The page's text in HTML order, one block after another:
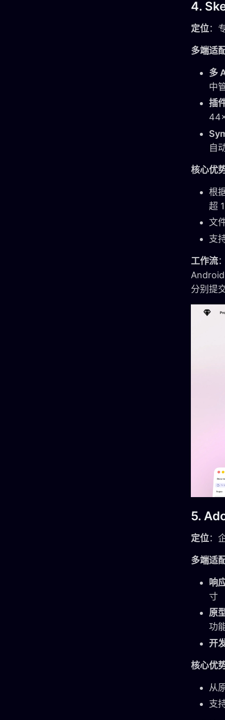
4.
定位：
多端适
多
中
插
自
核心优
根
超
文
支
工作流
分别提
5.
定位：
多端适
响
寸
原
功
开
核心优
从
支